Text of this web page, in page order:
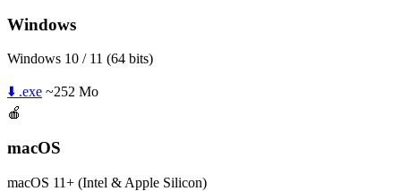
Windows
Windows 10 / 11 (64 bits)
⬇️ .exe ~252 Mo
🍎
macOS
macOS 11+ (Intel & Apple Silicon)